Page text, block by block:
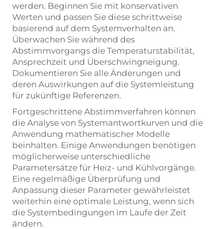
werden. Beginnen Sie mit konservativen
Werten und passen Sie diese schrittweise
basierend auf dem Systemverhalten an.
Überwachen Sie während des
Abstimmvorgangs die Temperaturstabilität,
Ansprechzeit und Überschwingneigung.
Dokumentieren Sie alle Änderungen und
deren Auswirkungen auf die Systemleistung
für zukünftige Referenzen.
Fortgeschrittene Abstimmverfahren können
die Analyse von Systemantwortkurven und die
Anwendung mathematischer Modelle
beinhalten. Einige Anwendungen benötigen
möglicherweise unterschiedliche
Parametersätze für Heiz- und Kühlvorgänge.
Eine regelmäßige Überprüfung und
Anpassung dieser Parameter gewährleistet
weiterhin eine optimale Leistung, wenn sich
die Systembedingungen im Laufe der Zeit
ändern.